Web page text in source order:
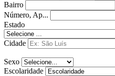
Bairro
Número, Ap...
Estado
Cidade
Sexo
Escolaridade